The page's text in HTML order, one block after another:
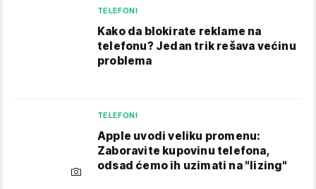
TELEFONI
Kako da blokirate reklame na
telefonu​? Jedan trik rešava većinu
problema
TELEFONI
Apple uvodi veliku promenu:
Zaboravite kupovinu telefona,
odsad ćemo ih uzimati na "lizing"